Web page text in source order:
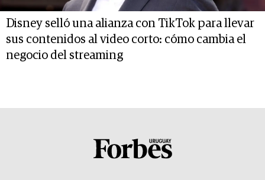
Disney selló una alianza con TikTok para llevar
sus contenidos al video corto: cómo cambia el
negocio del streaming